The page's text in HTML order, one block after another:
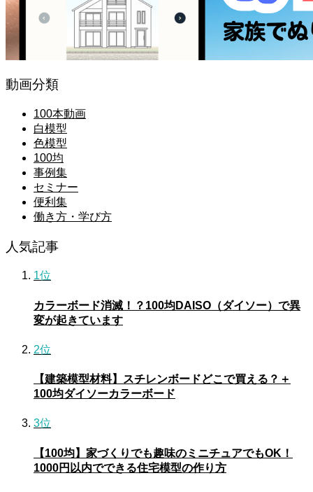
動画分類
100本動画
白模型
色模型
100均
事例集
セミナー
便利集
働き方・学び方
人気記事
1位
カラーボード消滅！？100均DAISO（ダイソー）で異
変が起きています
2位
【建築模型材料】スチレンボードどこで買える？＋
100均ダイソーカラーボード
3位
【100均】家づくりでも趣味のミニチュアでもOK！
1000円以内でできる住宅模型の作り方